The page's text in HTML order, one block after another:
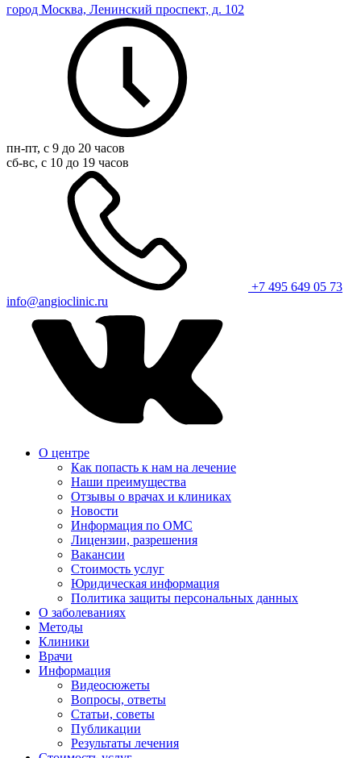
город Москва, Ленинский проспект, д. 102
пн-пт, с 9 до 20 часов
сб-вс, с 10 до 19 часов
+7 495 649 05 73
info@angioclinic.ru
О центре
Как попасть к нам на лечение
Наши преимущества
Отзывы о врачах и клиниках
Новости
Информация по ОМС
Лицензии, разрешения
Вакансии
Стоимость услуг
Юридическая информация
Политика защиты персональных данных
О заболеваниях
Методы
Клиники
Врачи
Информация
Видеосюжеты
Вопросы, ответы
Статьи, советы
Публикации
Результаты лечения